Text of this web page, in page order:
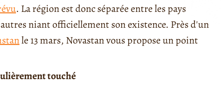
. La région est donc séparée entre les pays
niant officiellement son existence. Près d'un
le 13 mars, Novastan vous propose un point
touché